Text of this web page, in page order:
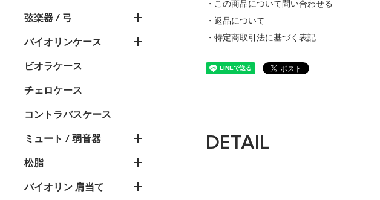
弦楽器 / 弓
バイオリンケース
ビオラケース
チェロケース
コントラバスケース
ミュート / 弱音器
松脂
バイオリン 肩当て
・この商品について問い合わせる
・返品について
・特定商取引法に基づく表記
DETAIL